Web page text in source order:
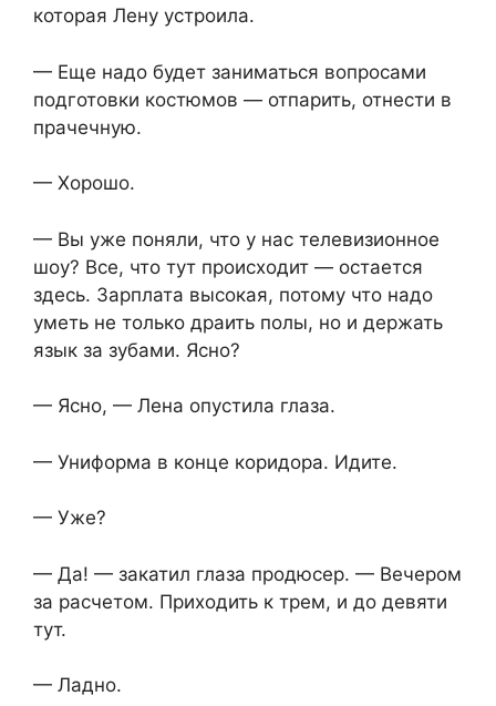
которая Лену устроила.
— Еще надо будет заниматься вопросами
подготовки костюмов — отпарить, отнести в
прачечную.
— Хорошо.
— Вы уже поняли, что у нас телевизионное
шоу? Все, что тут происходит — остается
здесь. Зарплата высокая, потому что надо
уметь не только драить полы, но и держать
язык за зубами. Ясно?
— Ясно, — Лена опустила глаза.
— Униформа в конце коридора. Идите.
— Уже?
— Да! — закатил глаза продюсер. — Вечером
за расчетом. Приходить к трем, и до девяти
тут.
— Ладно.